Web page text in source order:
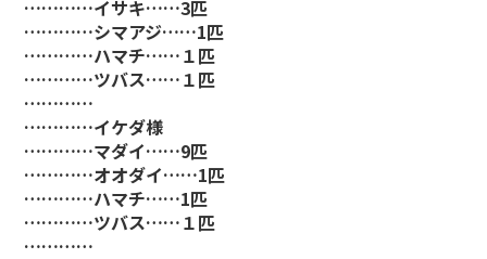
…………イサキ……3匹
…………シマアジ……1匹
…………ハマチ……１匹
…………ツバス……１匹
…………
…………イケダ様
…………マダイ……9匹
…………オオダイ……1匹
…………ハマチ……1匹
…………ツバス……１匹
…………